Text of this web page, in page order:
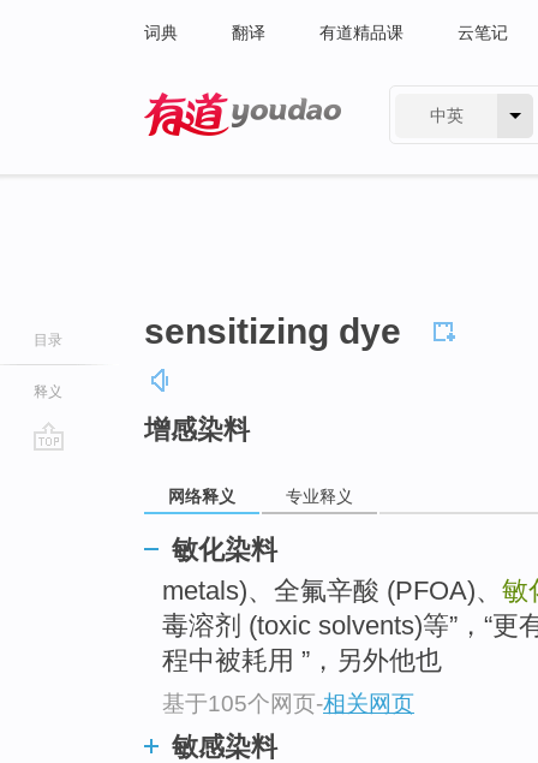
词典 翻译 有道精品课 云笔记
中英
目录
释义
sensitizing dye
增感染料
网络释义 专业释义
敏化染料
metals)、全氟辛酸 (PFOA)、 敏
毒溶剂 (toxic solvents)等”，“
程中被耗用 ”，另外他也
基于105个网页-相关网页
敏感染料